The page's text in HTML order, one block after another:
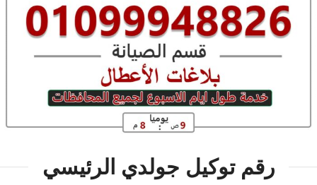
رقم توكيل جولدي الرئيسي